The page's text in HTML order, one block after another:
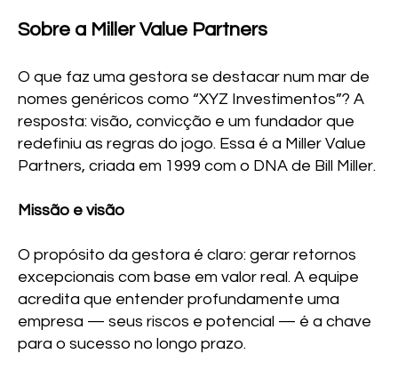
Sobre a Miller Value Partners
O que faz uma gestora se destacar num mar de
nomes genéricos como “XYZ Investimentos”? A
resposta: visão, convicção e um fundador que
redefiniu as regras do jogo. Essa é a Miller Value
Partners, criada em 1999 com o DNA de Bill Miller.
Missão e visão
O propósito da gestora é claro: gerar retornos
excepcionais com base em valor real. A equipe
acredita que entender profundamente uma
empresa — seus riscos e potencial — é a chave
para o sucesso no longo prazo.